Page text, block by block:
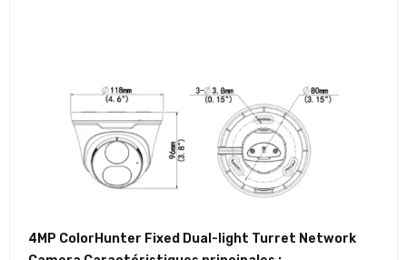
4MP ColorHunter Fixed Dual-light Turret Network